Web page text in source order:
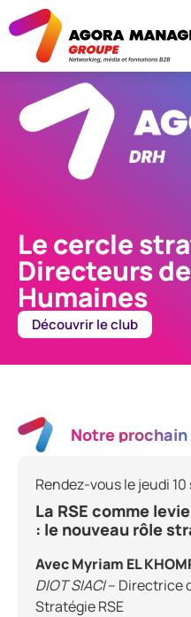
Le cercle
Directeurs
Humaines
Découvrir le club
Notre
Rendez-vous le jeudi
La RSE comme
: le nouveau rôle
Avec Myriam EL
DIOT SIACI– Directrice
Stratégie RSE